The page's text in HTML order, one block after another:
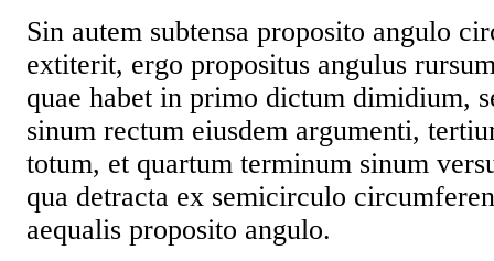
Sin autem subtensa proposito angulo
extiterit, ergo propositus angulus
quae habet in primo dictum dimidium,
sinum rectum eiusdem argumenti,
totum, et quartum terminum sinum
qua detracta ex semicirculo
aequalis proposito angulo.